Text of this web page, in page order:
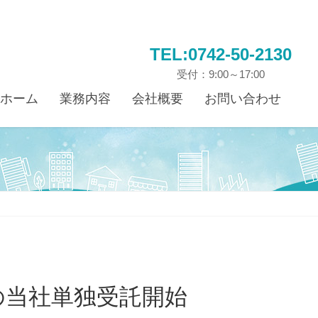
TEL:0742-50-2130
受付：9:00～17:00
ホーム 業務内容 会社概要 お問い合わせ
当社単独受託開始